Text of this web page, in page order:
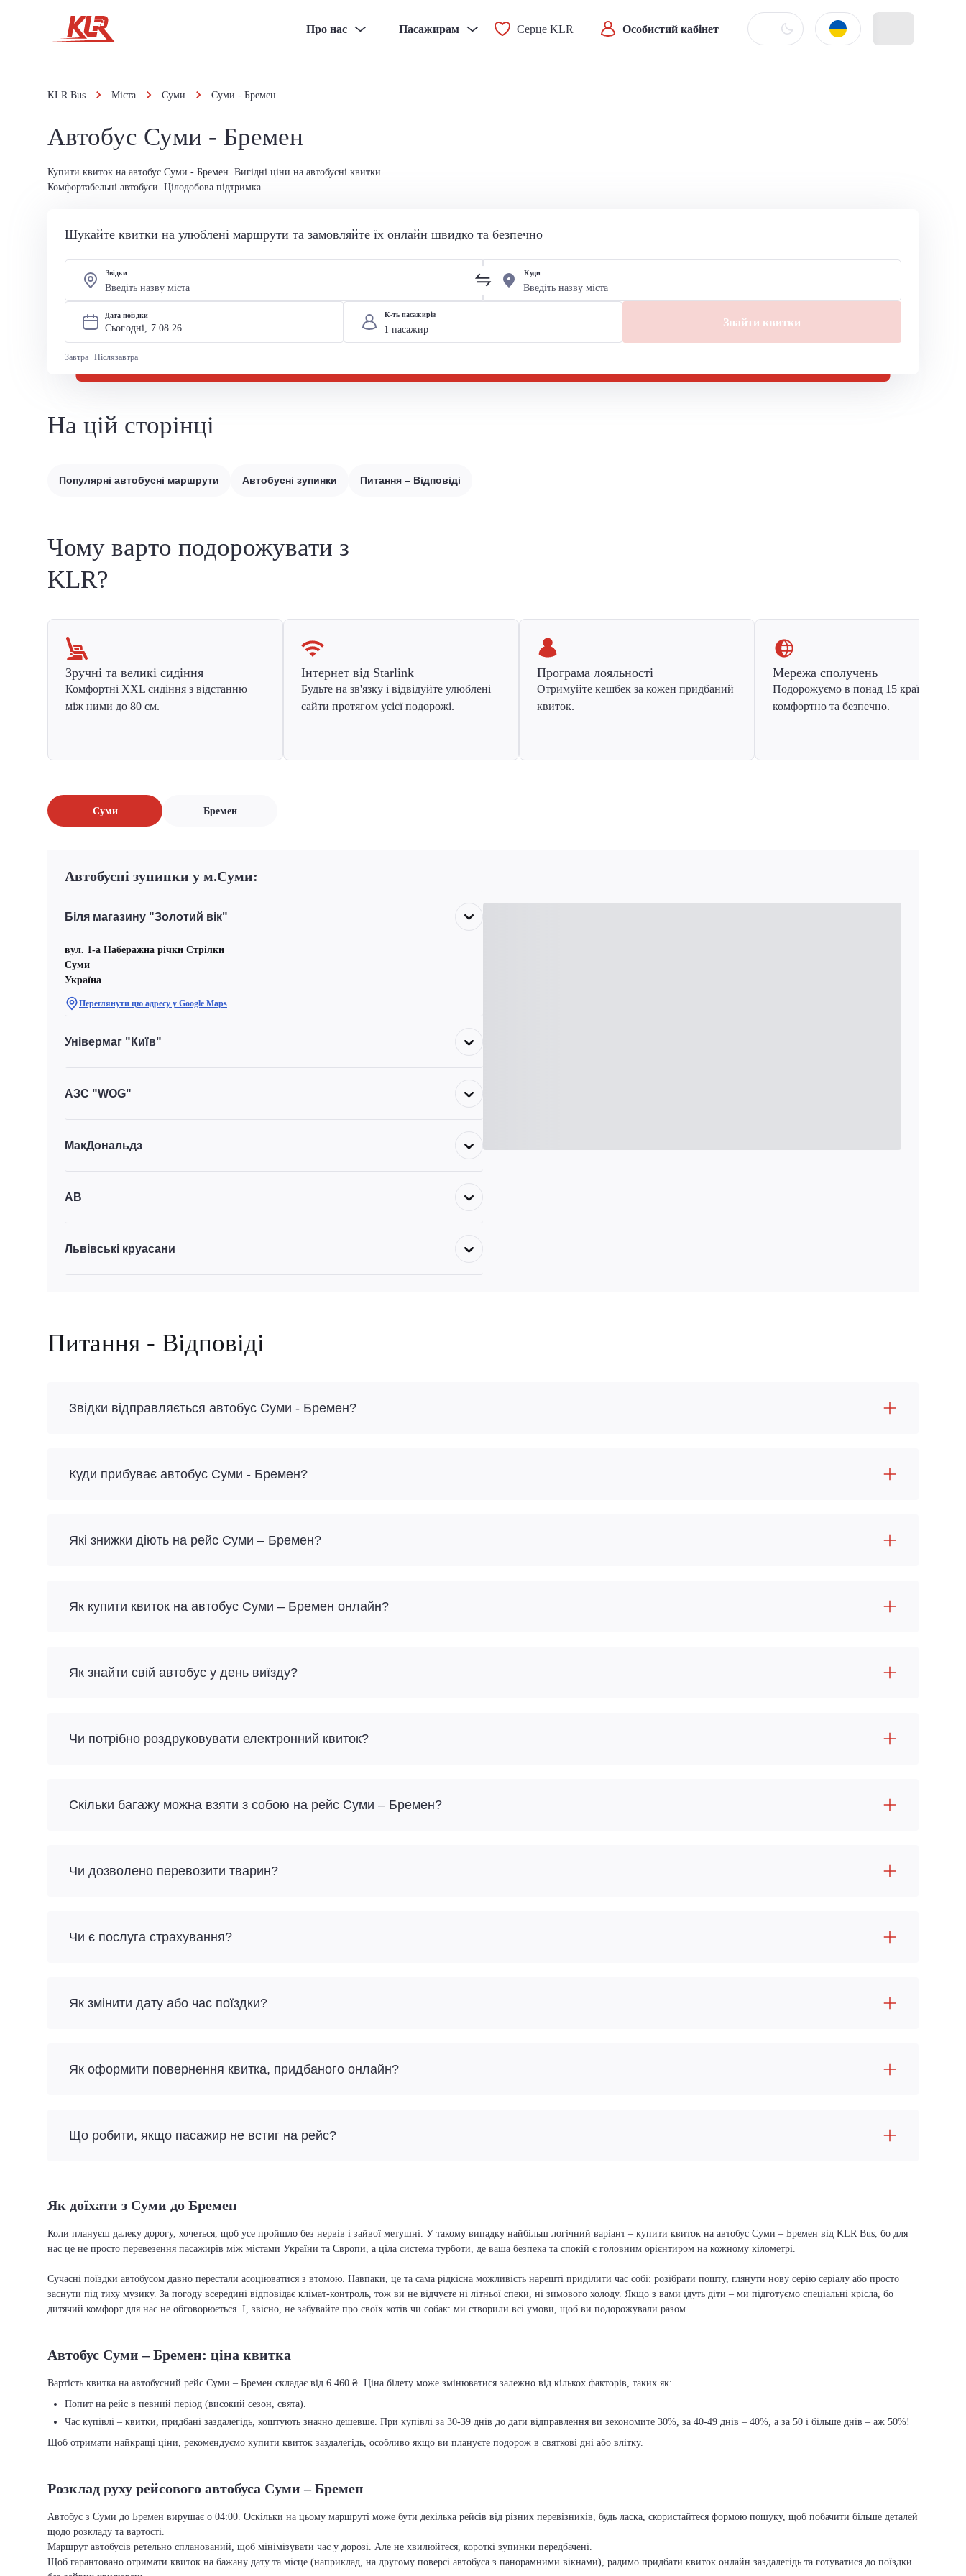
Про нас Пасажирам Серце KLR Особистий кабінет
KLR Bus Міста Суми Суми - Бремен
Автобус Суми - Бремен
Купити квиток на автобус Суми - Бремен. Вигідні ціни на автобусні квитки.
Комфортабельні автобуси. Цілодобова підтримка.
Шукайте квитки на улюблені маршрути та замовляйте їх онлайн швидко та безпечно
Звідки Куди
Дата поїздки
Сьогодні, 7.08.26
Завтра Післязавтра
К-ть пасажирів
Знайти квитки
На цій сторінці
Популярні автобусні маршрути Автобусні зупинки Питання – Відповіді
Чому варто подорожувати з
KLR?
Зручні та великі сидіння
Комфортні XXL сидіння з відстанню
між ними до 80 см.
Інтернет від Starlink
Будьте на зв'язку і відвідуйте улюблені
сайти протягом усієї подорожі.
Програма лояльності
Отримуйте кешбек за кожен придбаний
квиток.
Мережа сполучень
Подорожуємо в понад 15 країн Європи
комфортно та безпечно.
Суми Бремен
Автобусні зупинки у м.Суми:
Біля магазину "Золотий вік"
вул. 1-а Наберажна річки Стрілки
Суми
Україна
Переглянути цю адресу у Google Maps
Універмаг "Київ"
АЗС "WOG"
МакДональдз
АВ
Львівські круасани
Питання - Відповіді
Звідки відправляється автобус Суми - Бремен?
Куди прибуває автобус Суми - Бремен?
Які знижки діють на рейс Суми – Бремен?
Як купити квиток на автобус Суми – Бремен онлайн?
Як знайти свій автобус у день виїзду?
Чи потрібно роздруковувати електронний квиток?
Скільки багажу можна взяти з собою на рейс Суми – Бремен?
Чи дозволено перевозити тварин?
Чи є послуга страхування?
Як змінити дату або час поїздки?
Як оформити повернення квитка, придбаного онлайн?
Що робити, якщо пасажир не встиг на рейс?
Як доїхати з Суми до Бремен
Коли плануєш далеку дорогу, хочеться, щоб усе пройшло без нервів і зайвої метушні. У такому випадку найбільш логічний варіант – купити квиток на автобус Суми – Бремен від KLR Bus, бо для
нас це не просто перевезення пасажирів між містами України та Європи, а ціла система турботи, де ваша безпека та спокій є головним орієнтиром на кожному кілометрі.
Сучасні поїздки автобусом давно перестали асоціюватися з втомою. Навпаки, це та сама рідкісна можливість нарешті приділити час собі: розібрати пошту, глянути нову серію серіалу або просто
заснути під тиху музику. За погоду всередині відповідає клімат-контроль, тож ви не відчуєте ні літньої спеки, ні зимового холоду. Якщо з вами їдуть діти – ми підготуємо спеціальні крісла, бо
дитячий комфорт для нас не обговорюється. І, звісно, не забувайте про своїх котів чи собак: ми створили всі умови, щоб ви подорожували разом.
Автобус Суми – Бремен: ціна квитка
Вартість квитка на автобусний рейс Суми – Бремен складає від 6 460 ₴. Ціна білету може змінюватися залежно від кількох факторів, таких як:
Попит на рейс в певний період (високий сезон, свята).
Час купівлі – квитки, придбані заздалегідь, коштують значно дешевше. При купівлі за 30-39 днів до дати відправлення ви зекономите 30%, за 40-49 днів – 40%, а за 50 і більше днів – аж 50%!
Щоб отримати найкращі ціни, рекомендуємо купити квиток заздалегідь, особливо якщо ви плануєте подорож в святкові дні або влітку.
Розклад руху рейсового автобуса Суми – Бремен
Автобус з Суми до Бремен вирушає о 04:00. Оскільки на цьому маршруті може бути декілька рейсів від різних перевізників, будь ласка, скористайтеся формою пошуку, щоб побачити більше деталей
щодо розкладу та вартості.
Маршрут автобусів ретельно спланований, щоб мінімізувати час у дорозі. Але не хвилюйтеся, короткі зупинки передбачені.
Щоб гарантовано отримати квиток на бажану дату та місце (наприклад, на другому поверсі автобуса з панорамними вікнами), радимо придбати квиток онлайн заздалегідь та готуватися до поїздки